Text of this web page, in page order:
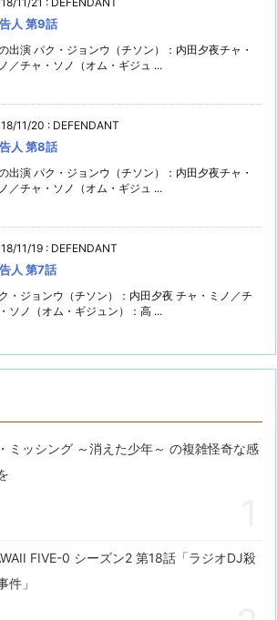
人 第9話
出演 パク・ジョンウ（チソン）：内田夕夜チャ・
／チャ・ソノ（オム・ギジュ ...
11/20 : DEFENDANT
人 第8話
出演 パク・ジョンウ（チソン）：内田夕夜チャ・
／チャ・ソノ（オム・ギジュ ...
11/19 : DEFENDANT
人 第7話
・ジョンウ（チソン）：内田夕夜 チャ・ミノ／チ
ソノ（オム・ギジュン）：高 ...
ミッシング ～消えた少年～ の複雑怪奇な感
FIVE-0 シーズン2 第18話「ラジオDJ殺
件」